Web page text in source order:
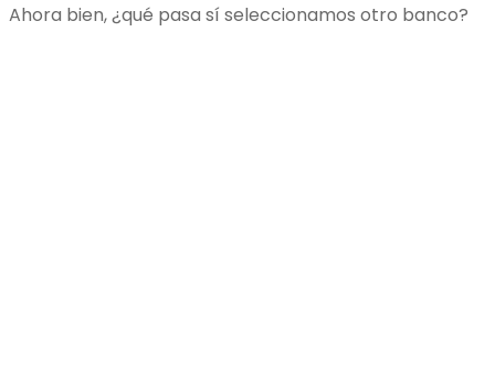
Ahora bien, ¿qué pasa sí seleccionamos otro banco?